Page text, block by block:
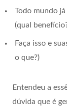
Todo mundo
(qual
Faça isso e
o que?)
Entendeu a
dúvida que é